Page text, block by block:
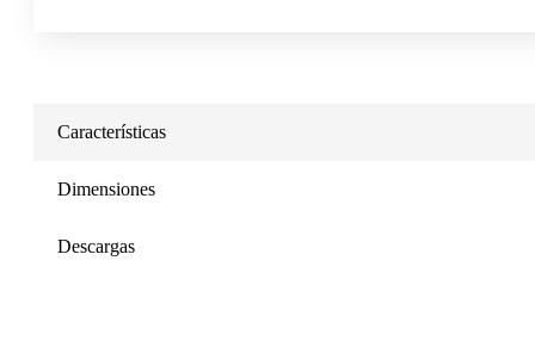
Características
Dimensiones
Descargas